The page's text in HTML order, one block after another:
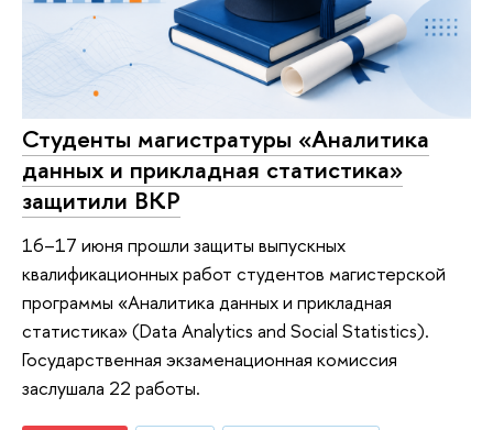
Студенты магистратуры «Аналитика
данных и прикладная статистика»
защитили ВКР
16–17 июня прошли защиты выпускных
квалификационных работ студентов магистерской
программы «Аналитика данных и прикладная
статистика» (Data Analytics and Social Statistics).
Государственная экзаменационная комиссия
заслушала 22 работы.